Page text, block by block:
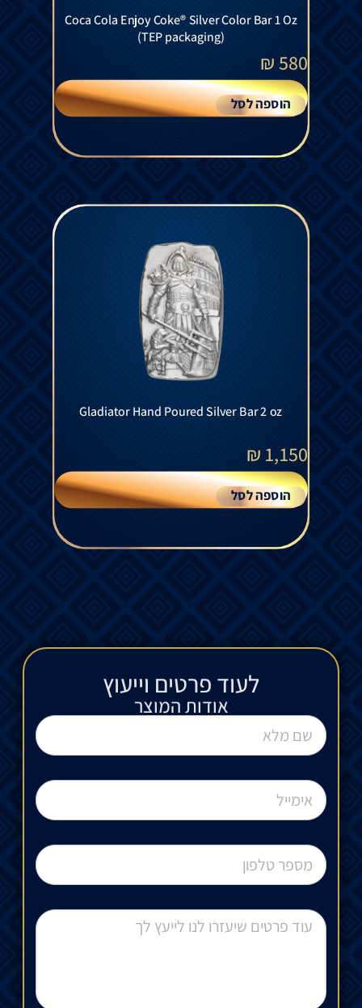
Coca Cola Enjoy Coke® Silver Color Bar 1 Oz
(TEP packaging)
580
₪
הוספה לסל
Gladiator Hand Poured Silver Bar 2 oz
1,150
₪
הוספה לסל
לעוד פרטים וייעוץ​
אודות המוצר